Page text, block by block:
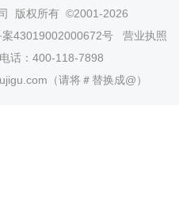
版权所有 ©2001-2026
案43019002000672号
营业执照
话：400-118-7898
（请将＃替换成@）